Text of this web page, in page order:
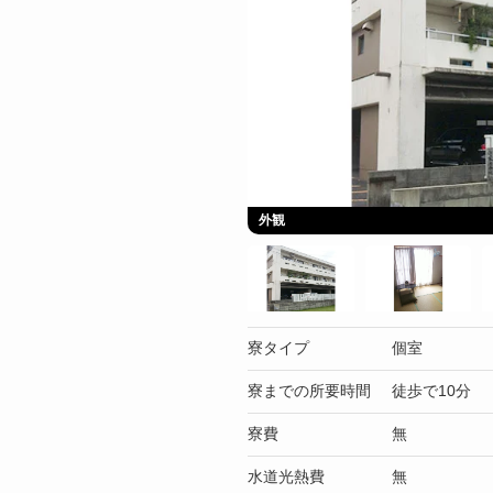
外観
寮タイプ 個室
寮までの所要時間 徒歩で10分
寮費 無
水道光熱費 無